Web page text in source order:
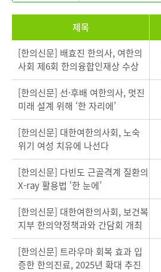
제목
[한의신문] 배효진 한의사, 여한의
사회 제6회 한의융합인재상 수상
[한의신문] 선·후배 여한의사, 멋진
미래 설계 위해 ‘한 자리에’
[한의신문] 대한여한의사회, 노숙
위기 여성 치유에 나선다
[한의신문] 다빈도 근골격계 질환의
X-ray 활용법 ‘한 눈에’
[한의신문] 대한여한의사회, 보건복
지부 한의약정책과와 간담회 개최
[한의신문] 트라우마 회복 효과 입
증한 한의진료, 2025년 확대 추진